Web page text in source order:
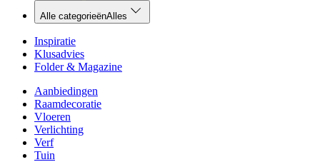
Alle categorieënAlles
Inspiratie
Klusadvies
Folder & Magazine
Aanbiedingen
Raamdecoratie
Vloeren
Verlichting
Verf
Tuin